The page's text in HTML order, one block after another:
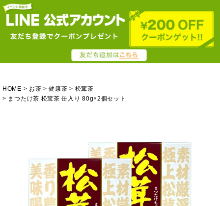
HOME お茶 健康茶
松茸茶
まつたけ茶 松茸茶 缶入り 80g×2個セット